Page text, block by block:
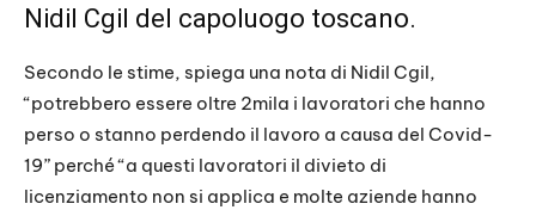
Nidil Cgil del capoluogo toscano.
Secondo le stime, spiega una nota di Nidil Cgil,
“potrebbero essere oltre 2mila i lavoratori che hanno
perso o stanno perdendo il lavoro a causa del Covid-
19” perché “a questi lavoratori il divieto di
licenziamento non si applica e molte aziende hanno